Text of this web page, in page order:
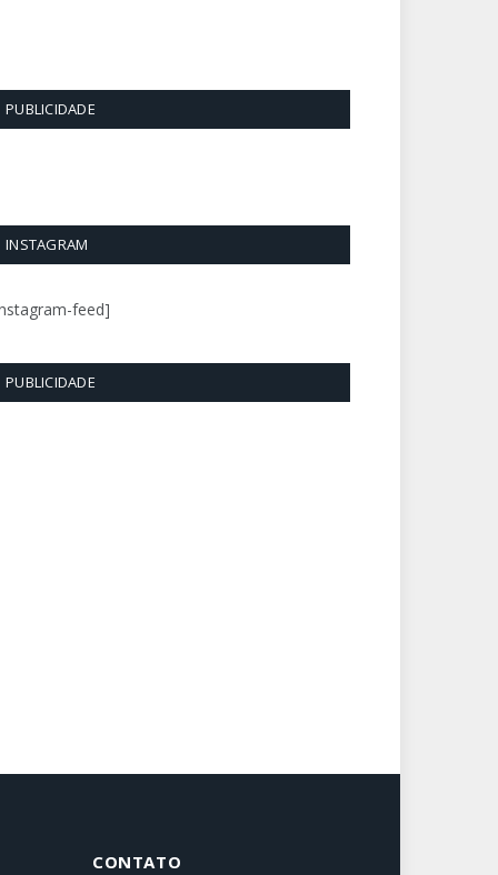
PUBLICIDADE
INSTAGRAM
feed]
PUBLICIDADE
CONTATO